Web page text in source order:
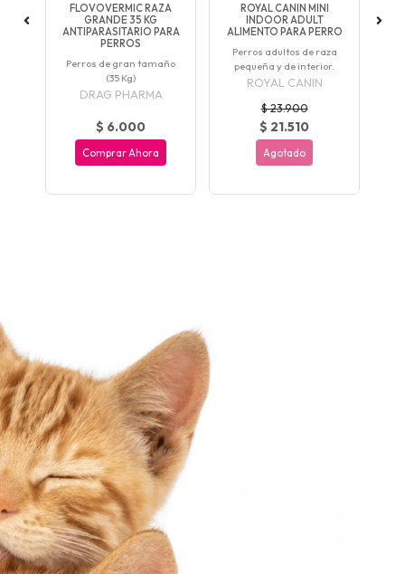
FLOVOVERMIC RAZA
GRANDE 35 KG
ANTIPARASITARIO PARA
PERROS
Perros de gran tamaño
(35 Kg)
DRAG PHARMA
$ 6.000
Comprar Ahora
ROYAL CANIN MINI
INDOOR ADULT
ALIMENTO PARA PERRO
Perros adultos de raza
pequeña y de interior.
ROYAL CANIN
$ 23.900
$ 21.510
Agotado